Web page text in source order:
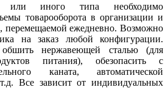
иного типа необходимо
товарооборота в организации и
перемещаемой ежедневно. Возможно
на заказ любой конфигурации.
нержавеющей сталью (для
питания), обезопасить с
каната, автоматической
Все зависит от индивидуальных